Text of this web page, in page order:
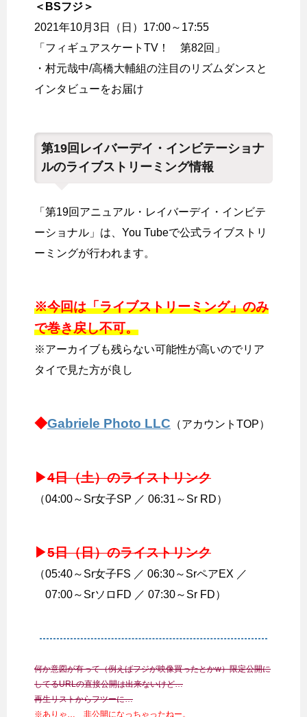
＜BSフジ＞
2021年10月3日（日）17:00～17:55
「フィギュアスケートTV！ 第82回」
・村元哉中/高橋大輔組の注目のリズムダンスと
インタビューをお届け
第19回レイバーデイ・インビテーショナ
ルのライブストリーミング情報
「第19回アニュアル・レイバーデイ・インビテ
ーショナル」は、You Tubeで公式ライブストリ
ーミングが行われます。
※今回は「ライブストリーミング」のみ
で巻き戻し不可。
※アーカイブも残らない可能性が高いのでリア
タイで見た方が良し
◆Gabriele Photo LLC （アカウントTOP）
▶4日（土）のライストリンク
（04:00～Sr女子SP ／ 06:31～Sr RD）
▶5日（日）のライストリンク
（05:40～Sr女子FS ／ 06:30～SrペアEX ／
07:00～SrソロFD ／ 07:30～Sr FD）
何か意図が有って（例えばフジが映像買ったとかw）限定公開に
してるURLの直接公開は出来ないけど…
再生リストからフツーに…
※ありゃ… 非公開になっちゃったねー。